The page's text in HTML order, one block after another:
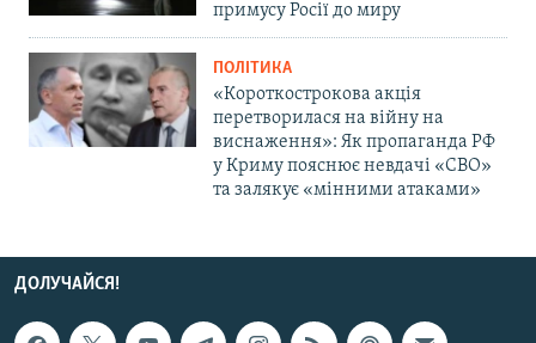
примусу Росії до миру
ПОЛІТИКА
«Короткострокова акція
перетворилася на війну на
виснаження»: Як пропаганда РФ
у Криму пояснює невдачі «СВО»
та залякує «мінними атаками»
ДОЛУЧАЙСЯ!